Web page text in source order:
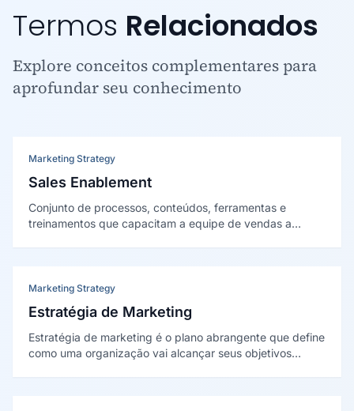
Termos Relacionados
Explore conceitos complementares para
aprofundar seu conhecimento
Marketing Strategy
Sales Enablement
Conjunto de processos, conteúdos, ferramentas e
treinamentos que capacitam a equipe de vendas a
Marketing Strategy
Estratégia de Marketing
Estratégia de marketing é o plano abrangente que define
como uma organização vai alcançar seus objetivos